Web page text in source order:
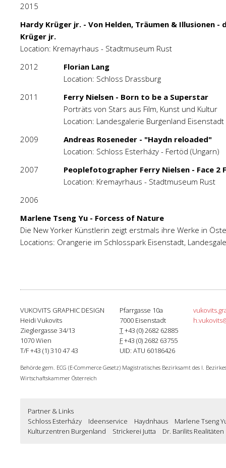
2015
Hardy Krüger jr. - Von Helden, Träumen & Illusionen -
Krüger jr.
Location: Kremayrhaus - Stadtmuseum Rust
2012
Florian Lang
Location: Schloss Drassburg
2011
Ferry Nielsen - Born to be a Superstar
Porträts von Stars aus Film, Kunst und Kultur
Location: Landesgalerie Burgenland Eisenstadt
2009
Andreas Roseneder - "Haydn reloaded"
Location: Schloss Esterházy - Fertöd (Ungarn)
2007
Peoplefotographer Ferry Nielsen - Face 2
Location: Kremayrhaus - Stadtmuseum Rust
2006
Marlene Tseng Yu - Forcess of Nature
Die New Yorker Künstlerin zeigt erstmals ihre Werke in
Locations: Orangerie im Schlosspark Eisenstadt,
VUKOVITS GRAPHIC DESIGN
Heidi Vukovits
Zieglergasse 34/13
1070Wien
T/F+43 (1) 310 47 43
Pfarrgasse 10a
7000 Eisenstadt
T+43 (0) 2682 62885
F+43 (0) 2682 63755
UID: ATU 60186426
Behörde gem. ECG (E-Commerce Gesetz) Magistratisches Bezirksamt des I.
Wirtschaftskammer Österreich
Partner & Links
Schloss Esterházy
Ideenservice Haydnhaus
Marlene Tseng
Kulturzentren Burgenland
Strickerei Jutta Dr. Barilits